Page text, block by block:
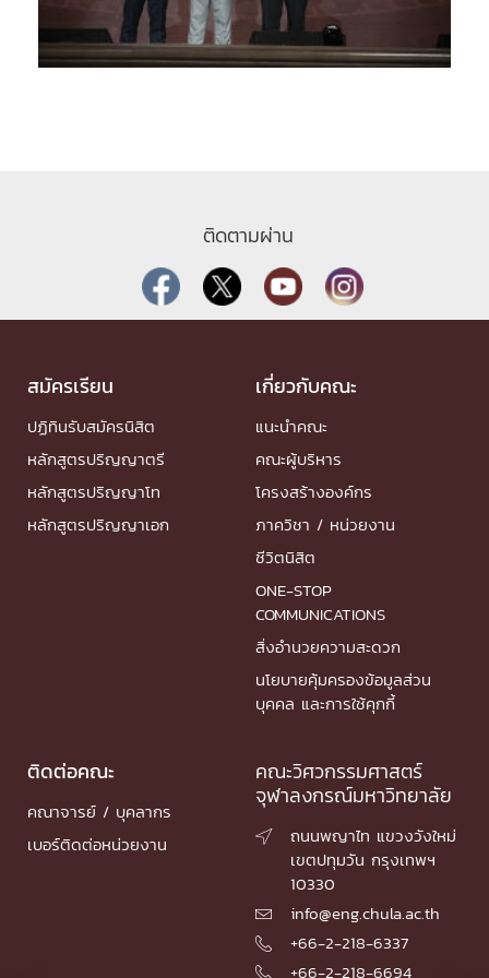
ติดตามผ่าน
สมัครเรียน
ปฏิทินรับสมัครนิสิต
หลักสูตรปริญญาตรี
หลักสูตรปริญญาโท
หลักสูตรปริญญาเอก
เกี่ยวกับคณะ
แนะนำคณะ
คณะผู้บริหาร
โครงสร้างองค์กร
ภาควิชา / หน่วยงาน
ชีวิตนิสิต
ONE-STOP
COMMUNICATIONS
สิ่งอำนวยความสะดวก
นโยบายคุ้มครองข้อมูลส่วน
บุคคล และการใช้คุกกี้
ติดต่อคณะ
คณาจารย์ / บุคลากร
เบอร์ติดต่อหน่วยงาน
คณะวิศวกรรมศาสตร์
จุฬาลงกรณ์มหาวิทยาลัย

ถนนพญาไท แขวงวังใหม่
เขตปทุมวัน กรุงเทพฯ
10330
 info@eng.chula.ac.th
 +66-2-218-6337
 +66-2-218-6694